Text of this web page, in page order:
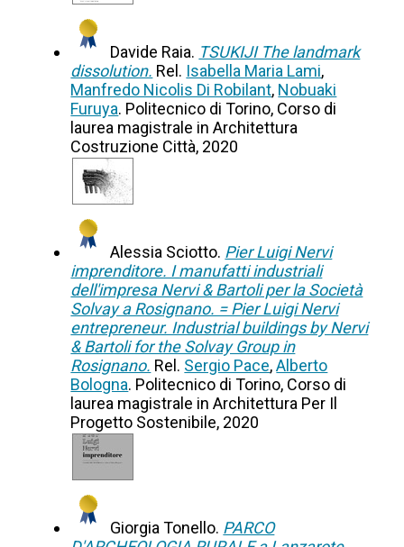
Davide Raia. TSUKIJI The landmark
dissolution. Rel. Isabella Maria Lami,
Manfredo Nicolis Di Robilant, Nobuaki
Furuya. Politecnico di Torino, Corso di
laurea magistrale in Architettura
Costruzione Città, 2020
Alessia Sciotto. Pier Luigi Nervi
imprenditore. I manufatti industriali
dell'impresa Nervi & Bartoli per la Società
Solvay a Rosignano. = Pier Luigi Nervi
entrepreneur. Industrial buildings by Nervi
& Bartoli for the Solvay Group in
Rosignano. Rel. Sergio Pace,Alberto
Bologna. Politecnico di Torino, Corso di
laurea magistrale in Architettura Per Il
Progetto Sostenibile, 2020
Giorgia Tonello. PARCO